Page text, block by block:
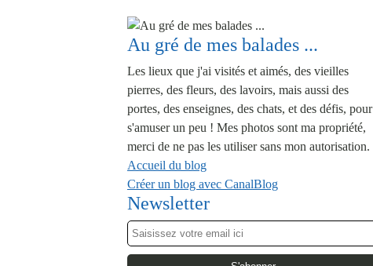
Au gré de mes balades ...
Les lieux que j'ai visités et aimés, des vieilles
pierres, des fleurs, des lavoirs, mais aussi des
portes, des enseignes, des chats, et des défis, pour
s'amuser un peu ! Mes photos sont ma propriété,
merci de ne pas les utiliser sans mon autorisation.
Accueil du blog
Créer un blog avec CanalBlog
Newsletter